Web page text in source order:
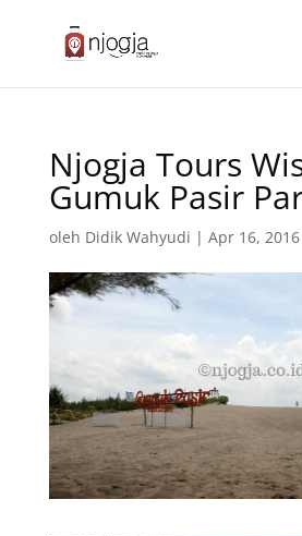
Njogja Tours
Gumuk Pasir
oleh Didik Wahyudi | Apr 16, 2016